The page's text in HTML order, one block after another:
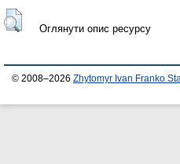
Оглянути опис ресурсу
© 2008–2026 Zhytomyr Ivan Franko